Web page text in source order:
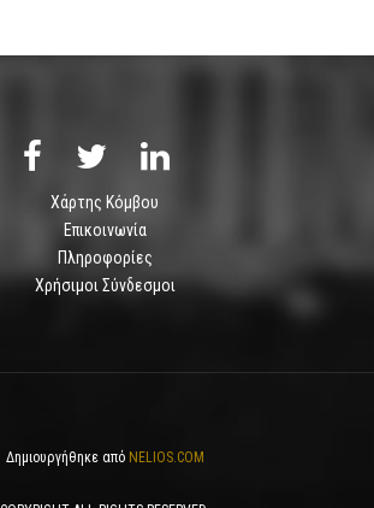
Χάρτης Κόμβου
Επικοινωνία
Πληροφορίες
Χρήσιμοι Σύνδεσμοι
Δημιουργήθηκε από NELIOS.COM